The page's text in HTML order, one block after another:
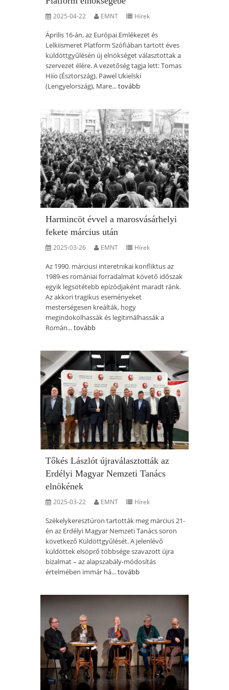
2025-04-22 EMNT Hírek
Április 16-án, az Európai Emlékezet és
Lelkiismeret Platform Szófiában tartott éves
küldöttgyűlésén új elnökséget választottak a
szervezet élére. A vezetőség tagja lett: Tomas
Hiio (Észtország), Pawel Ukielski
(Lengyelország), Mare...tovább
Harmincöt évvel a marosvásárhelyi
fekete március után
2025-03-26 EMNT Hírek
Az 1990. márciusi interetnikai konfliktus az
1989-es romániai forradalmat követő időszak
egyik legsötétebb epizódjaként maradt ránk.
Az akkori tragikus eseményeket
mesterségesen kreálták, hogy
megindokolhassák és legitimálhassák a
Román...tovább
Tőkés Lászlót újraválasztották az
Erdélyi Magyar Nemzeti Tanács
elnökének
2025-03-22 EMNT Hírek
Székelykeresztúron tartották meg március 21-
én az Erdélyi Magyar Nemzeti Tanács soron
következő Küldöttgyűlését. A jelenlévő
küldöttek elsöprő többsége szavazott újra
bizalmat – az alapszabály-módosítás
értelmében immár há...tovább